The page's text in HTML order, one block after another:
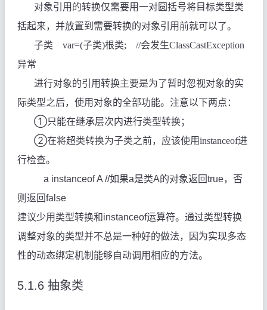
对象引用的转换仅需要用一对圆括号将目标类型类
括起来，并放置到需要转换的对象引用前就可以了。
子类 var=(子类)根类; //会发生ClassCastException
异常
进行对象的引用转换主要是为了暂时忽视对象的实
际类型之后，使用对象的全部功能。注意以下两点：
①只能在继承层次内进行类型转换；
②在将超类转换为子类之前，应该使用instanceof进
行检查。
a instanceof A //如果a是类A的对象返回true，否
则返回false
建议少用类型转换和instanceof运算符。通过类型转换
调整对象的类型并不总是一种好的做法，因为实现多态
性的动态绑定机制能够自动调用相应的方法。
5.1.6 抽象类